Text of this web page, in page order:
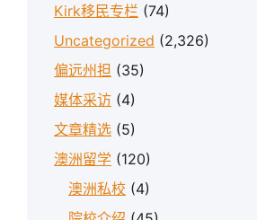
Kirk移民专栏 (74)
Uncategorized (2,326)
偏远州担 (35)
媒体采访 (4)
文章精选 (5)
澳洲留学 (120)
澳洲私校 (4)